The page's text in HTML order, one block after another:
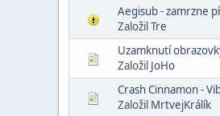
Aegisub - zamrzne
ZaložilTre
Uzamknutí
Založil JoHo
Crash Cinnamon -
Založil MrtvejKrálík